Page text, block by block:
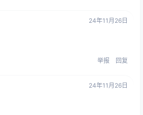
24年11月26日
举报 回复
24年11月26日